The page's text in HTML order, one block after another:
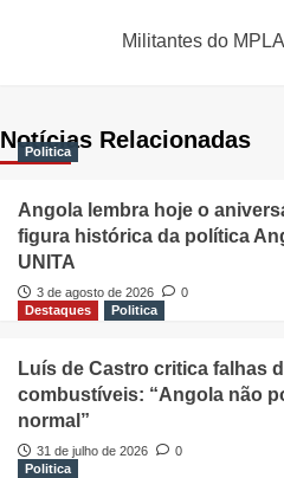
Militantes do
Notícias Relacionadas
Politica
Angola lembra hoje o
figura histórica da política
UNITA
3 de agosto de 2026
0
Destaques
Politica
Luís de Castro critica falhas
combustíveis: “Angola não
normal”
31 de julho de 2026
0
Politica